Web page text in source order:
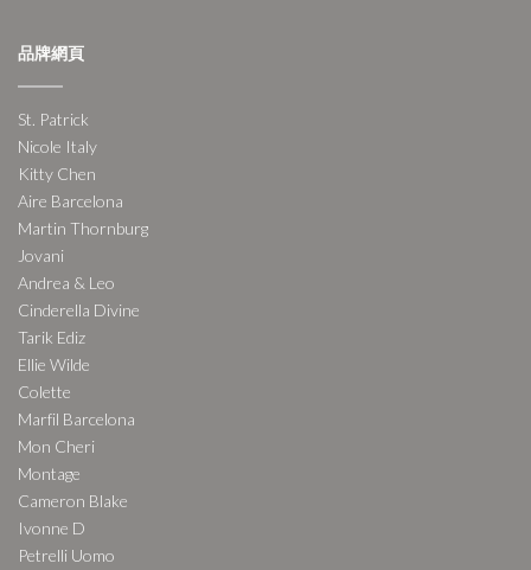
品牌網頁
St. Patrick
Nicole Italy
Kitty Chen
Aire Barcelona
Martin Thornburg
Jovani
Andrea & Leo
Cinderella Divine
Tarik Ediz
Ellie Wilde
Colette
Marfil Barcelona
Mon Cheri
Montage
Cameron Blake
Ivonne D
Petrelli Uomo